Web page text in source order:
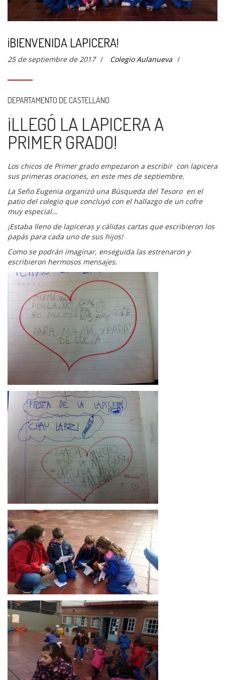
¡BIENVENIDA LAPICERA!
25 de septiembre de 2017 / Colegio Aulanueva /
DEPARTAMENTO DE CASTELLANO
¡LLEGÓ LA LAPICERA A
PRIMER GRADO!
Los chicos de Primer grado empezaron a escribir con lapicera
sus primeras oraciones, en este mes de septiembre.
La Seño Eugenia organizó una Búsqueda del Tesoro en el
patio del colegio que concluyó con el hallazgo de un cofre
muy especial…
¡Estaba lleno de lapiceras y cálidas cartas que escribieron los
papás para cada uno de sus hijos!
Como se podrán imaginar, enseguida las estrenaron y
escribieron hermosos mensajes.